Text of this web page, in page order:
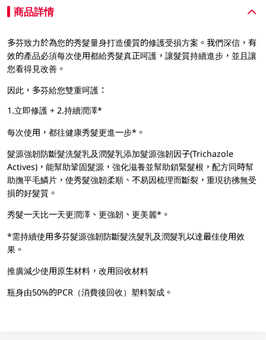
商品詳情
多芬致力於為您的秀髮量身打造優質的修護受損方案。我們深信，有
效的產品必須每次使用都給秀髮真正呵護，讓髮質持續進步，並且讓
您看得見改善。
因此，多芬給您雙重呵護：
1.立即修護 + 2.持續潤澤*
每次使用，都往健康秀髮更進一步*。
髮源強韌防斷髮洗髮乳及潤髮乳添加髮源強韌因子(Trichazole
Actives)，能幫助鞏固髮源，強化滋養並幫助鎖緊髮根，配方同時幫
助撫平毛鱗片，使秀髮強韌柔順、不易因梳理而斷裂，重現彷彿無受
損的好髮質。
秀髮一天比一天更潤澤、更強韌、更美麗*。
*需持續使用多芬髮源強韌防斷髮洗髮乳及潤髮乳以達最佳使用效
果。
推廣減少使用原生材料，改用回收材料
瓶身由50%的PCR（消費後回收）塑料製成。